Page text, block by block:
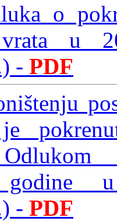
o
vrata u
- PDF
godine
- PDF